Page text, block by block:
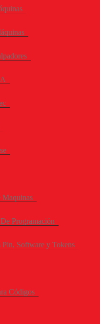
Maquinas
Programación
Software y Tokens
Códigos